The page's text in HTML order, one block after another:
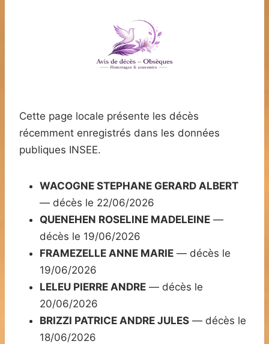
Cette page locale présente les décès
récemment enregistrés dans les données
publiques INSEE.
WACOGNE STEPHANE GERARD ALBERT
— décès le 22/06/2026
QUENEHEN ROSELINE MADELEINE —
décès le 19/06/2026
FRAMEZELLE ANNE MARIE — décès le
19/06/2026
LELEU PIERRE ANDRE — décès le
20/06/2026
BRIZZI PATRICE ANDRE JULES — décès le
18/06/2026